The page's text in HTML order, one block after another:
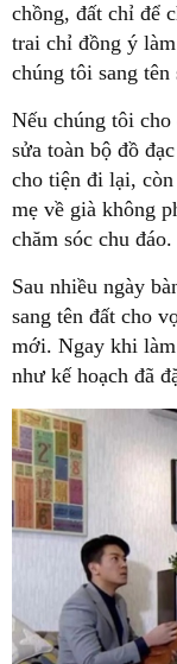
chồng, đất chỉ để
trai chỉ đồng ý
chúng tôi sang tên
Nếu chúng tôi
sửa toàn bộ đồ
cho tiện đi lại,
mẹ về già không
chăm sóc chu đáo.
Sau nhiều ngày
sang tên đất cho
mới. Ngay khi
như kế hoạch đã